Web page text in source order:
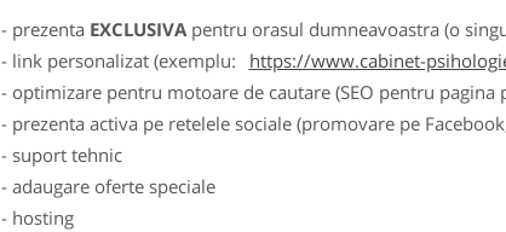
- prezenta EXCLUSIVApentru orasul dumneavoastra (o
- link personalizat (exemplu:
https://www.cabinet-
- optimizare pentru motoare de cautare (SEO pentru pagina
- prezenta activa pe retelele sociale (promovare pe
- suport tehnic
- adaugare oferte speciale
- hosting